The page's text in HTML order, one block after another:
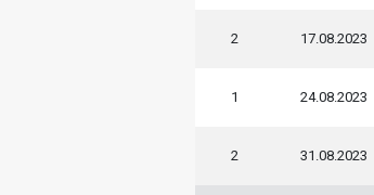
2 17.08.2023
1 24.08.2023
2 31.08.2023